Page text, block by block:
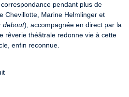
pendant plus de
Chevillotte, Marine Helmlinger et
debout), accompagnée en direct par la
rêverie théâtrale redonne vie à cette
enfin reconnue.